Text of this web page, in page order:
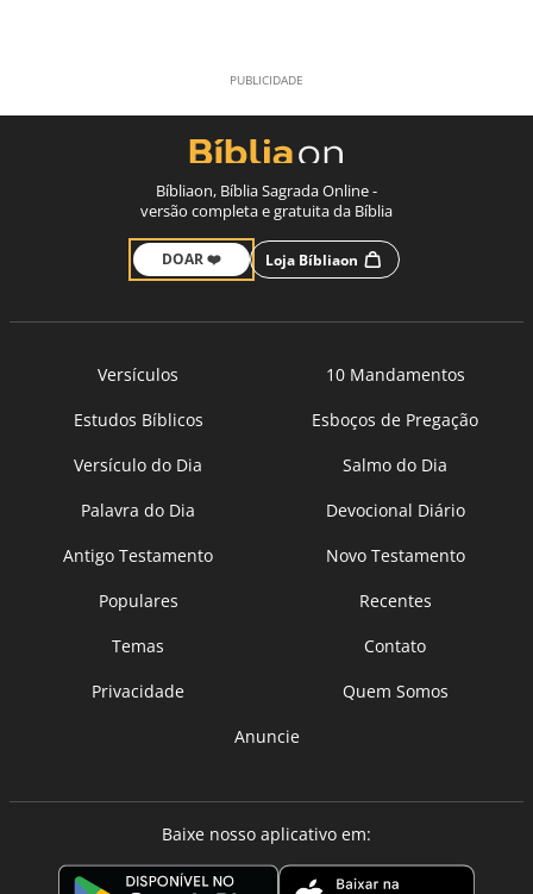
Bíbliaon, Bíblia Sagrada Online -
versão completa e gratuita da Bíblia
DOAR ❤️ Loja Bíbliaon
Versículos
10 Mandamentos
Estudos Bíblicos
Esboços de Pregação
Versículo do Dia
Salmo do Dia
Palavra do Dia
Devocional Diário
Antigo Testamento
Novo Testamento
Populares
Recentes
Temas
Contato
Privacidade
Quem Somos
Anuncie
Baixe nosso aplicativo em: